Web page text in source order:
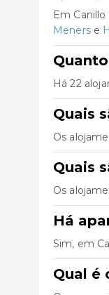
Em
Menerse
Há 22
Quais
Os
Quais
Os
Há
Sim, em
Qual é